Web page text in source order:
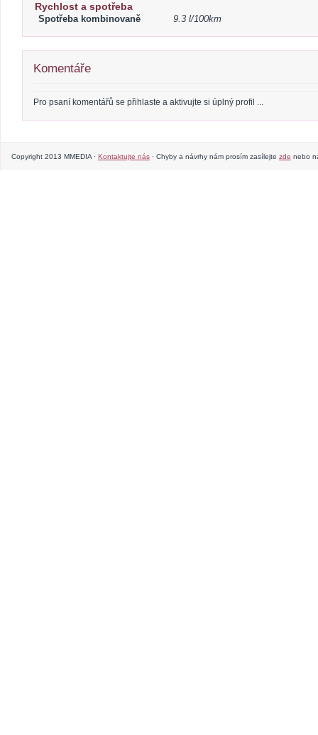
Rychlost a spotřeba
Spotřeba kombinovaně 9.3 l/100km
Komentáře
Pro psaní komentářů se přihlaste a aktivujte si úplný profil ...
Copyright 2013 MMEDIA · Kontaktujte nás · Chyby a návrhy nám prosím zasílejte zde nebo